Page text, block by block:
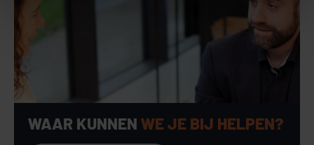
WAAR KUNNEN WE JE BIJ HELPEN?